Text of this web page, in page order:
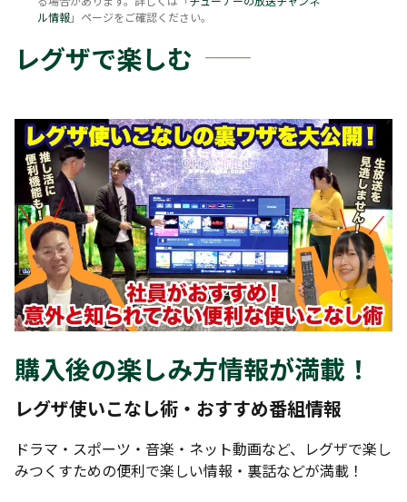
ル情報」ページをご確認ください。
レグザで楽しむ
購入後の楽しみ方情報が満載！
レグザ使いこなし術・おすすめ番組情報
ドラマ・スポーツ・音楽・ネット動画など、レグザで楽し
みつくすための便利で楽しい情報・裏話などが満載！